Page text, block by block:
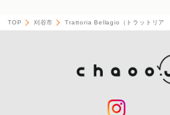
TOP 刈谷市 Trattoria Bellagio（トラットリア